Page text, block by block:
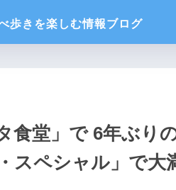
食堂」で 6年ぶり
スペシャル」で大